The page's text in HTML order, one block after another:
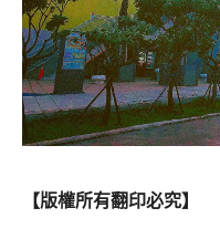
【版權所有翻印必究】